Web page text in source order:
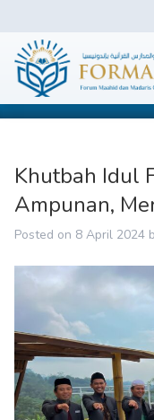
content
FORMAQIN
Khutbah Idul
Ampunan,
Posted on 8 April 2024